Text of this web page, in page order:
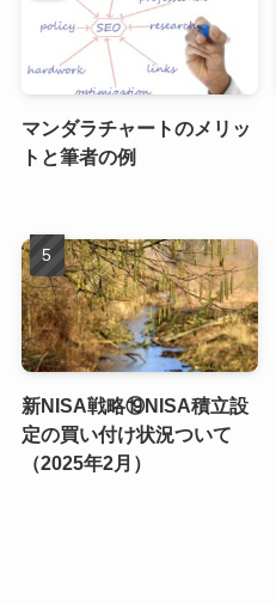
マンダラチャートのメリッ
トと筆者の例
新NISA戦略⑲NISA積立設
定の買い付け状況ついて
（2025年2月）